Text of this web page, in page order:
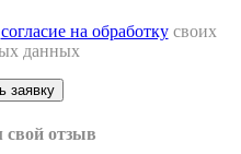
согласие на обработкусвоих
данных
свой отзыв